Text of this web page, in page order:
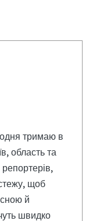
тримаю в
область та
щоб
й
швидко